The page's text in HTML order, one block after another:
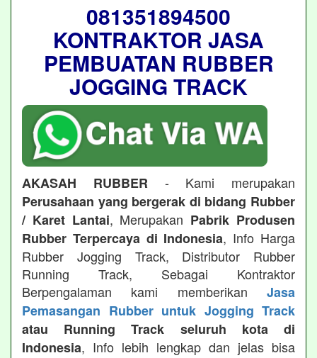
081351894500
KONTRAKTOR JASA
PEMBUATAN RUBBER
JOGGING TRACK
AKASAH RUBBER - Kami merupakan
Perusahaan yang bergerak di bidang Rubber
/ Karet Lantai, Merupakan Pabrik Produsen
Rubber Terpercaya di Indonesia, Info Harga
Rubber Jogging Track, Distributor Rubber
Running Track, Sebagai Kontraktor
Berpengalaman kami memberikan Jasa
Pemasangan Rubber untuk Jogging Track
atau Running Track seluruh kota di
Indonesia, Info lebih lengkap dan jelas bisa